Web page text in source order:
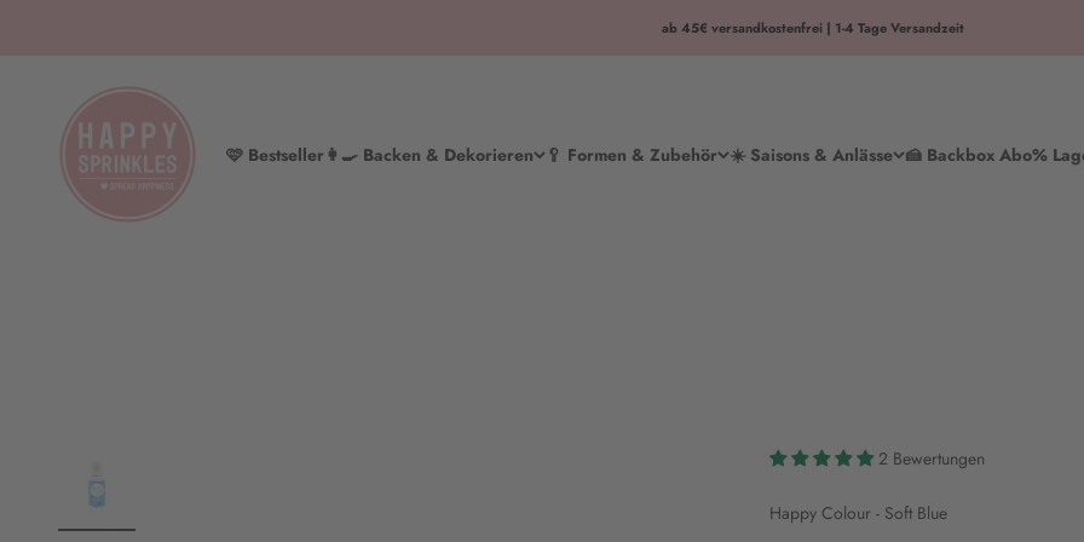
ab 45€ versandkostenfrei | 1-4 Tage Versandzeit
🩷 Bestseller👩‍🍳 Backen & Dekorieren 🥄 Formen & Zubehör ☀️ Saisons & Anlässe 🍰 Backbox Abo%
HAPPY SPRINKLES | D2C
2 Bewertungen
Happy Colour - Soft Blue